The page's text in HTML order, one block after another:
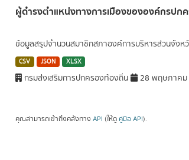
ผู้ดำรงตำแหน่งทางการเมืองขององค์กรปก
ข้อมูลสรุปจำนวนสมาชิกสภาองค์การบริหารส่วนจัง
CSV JSON XLSX
กรมส่งเสริมการปกครองท้องถิ่น 28 พฤษภาคม
คุณสามารถเข้าถึงคลังทาง API (ให้ดู คู่มือ API).